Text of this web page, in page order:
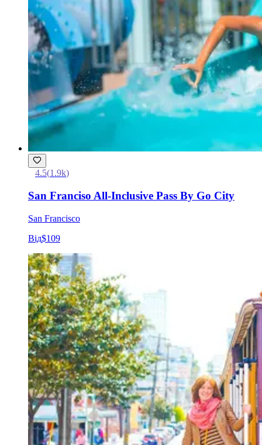
4.5(1.9k)
San Franciso All-Inclusive Pass By Go City
San Francisco
Від$109